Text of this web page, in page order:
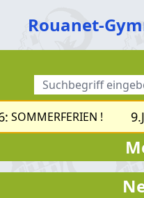
Rouanet-
SOMMERFERIEN !